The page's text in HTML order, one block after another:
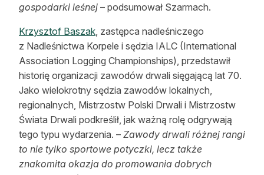
gospodarki leśnej – podsumował Szarmach.
Krzysztof Baszak , zastępca nadleśniczego
z Nadleśnictwa Korpele i sędzia IALC (International
Association Logging Championships), przedstawił
historię organizacji zawodów drwali sięgającą lat 70.
Jako wielokrotny sędzia zawodów lokalnych,
regionalnych, Mistrzostw Polski Drwali i Mistrzostw
Świata Drwali podkreślił, jak ważną rolę odgrywają
tego typu wydarzenia. – Zawody drwali różnej rangi
to nie tylko sportowe potyczki, lecz także
znakomita okazja do promowania dobrych